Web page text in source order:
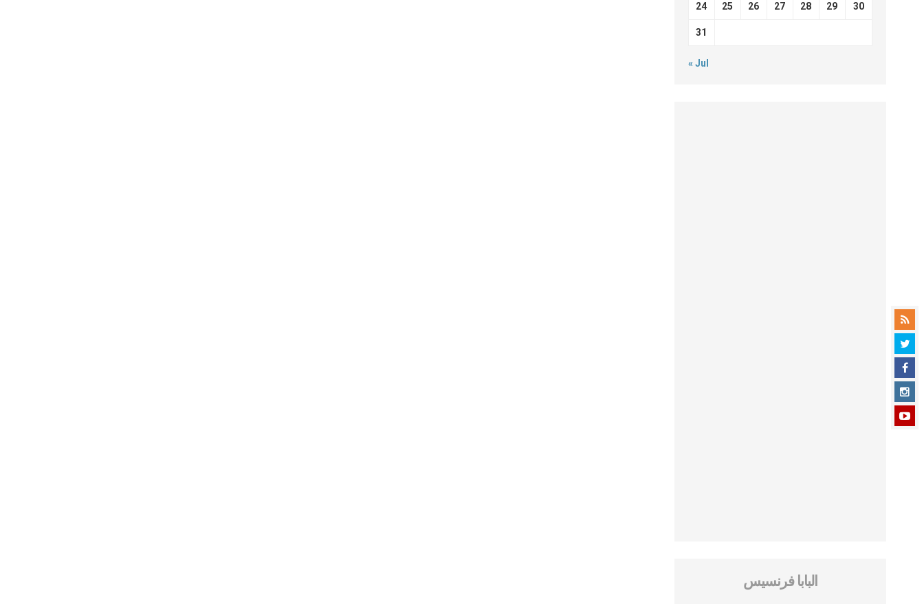
24 25 26 27 28 29 30
31
« Jul
البابا فرنسيس